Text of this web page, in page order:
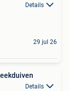
Details
29 jul 26
Details